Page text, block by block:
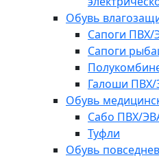
Обувь
Сапоги ПВХ/
Сапоги
Галоши
Обувь
Сабо ПВХ/
Туфли
Обувь